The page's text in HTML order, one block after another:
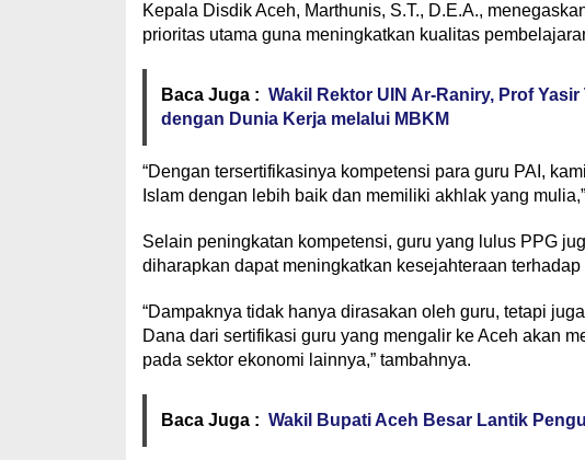
Kepala Disdik Aceh, Marthunis, S.T., D.E.A.,
prioritas utama guna meningkatkan kualitas
Baca Juga : Wakil Rektor UIN Ar-Raniry, Prof
dengan Dunia Kerja melalui MBKM
“Dengan tersertifikasinya kompetensi para guru PAI,
Islam dengan lebih baik dan memiliki akhlak yang
Selain peningkatan kompetensi, guru yang lulus PPG
diharapkan dapat meningkatkan kesejahteraan terhadap
“Dampaknya tidak hanya dirasakan oleh guru, tetapi
Dana dari sertifikasi guru yang mengalir ke Aceh akan
pada sektor ekonomi lainnya,” tambahnya.
Baca Juga : Wakil Bupati Aceh Besar Lantik